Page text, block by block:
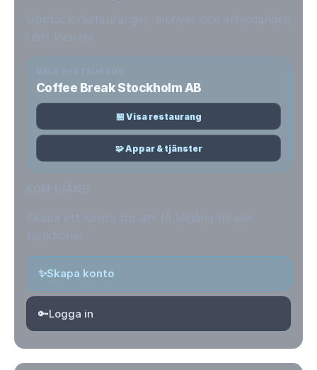
Coffee Break Stockholm AB
🏪 Visa restaurang
🧩 Appar & tjänster
✨Skapa konto
🔑Logga in